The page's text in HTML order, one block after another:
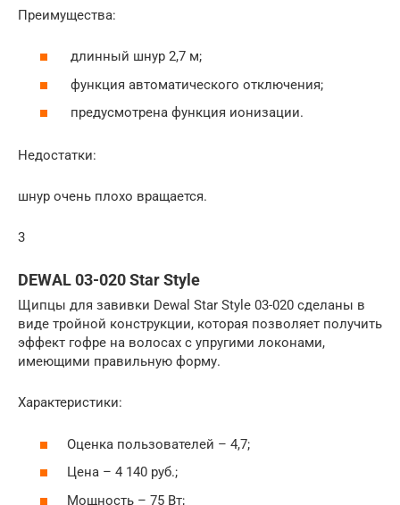
Преимущества:
длинный шнур 2,7 м;
функция автоматического отключения;
предусмотрена функция ионизации.
Недостатки:
шнур очень плохо вращается.
3
DEWAL 03-020 Star Style
Щипцы для завивки Dewal Star Style 03-020 сделаны в
виде тройной конструкции, которая позволяет получить
эффект гофре на волосах с упругими локонами,
имеющими правильную форму.
Характеристики:
Оценка пользователей – 4,7;
Цена – 4 140 руб.;
Мощность – 75 Вт;